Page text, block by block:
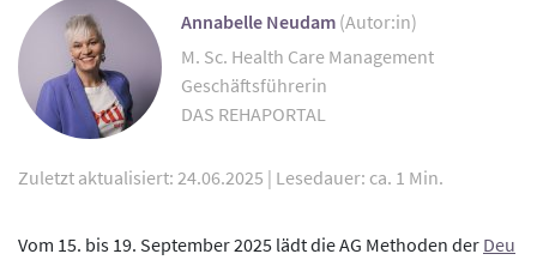
Annabelle Neudam (Autor:in)
M. Sc. Health Care Management
Geschäftsführerin
DAS REHAPORTAL
Zuletzt aktualisiert: 24.06.2025 | Lesedauer: ca. 1 Min.
Vom 15. bis 19. September 2025 lädt die AG Methoden der Deu